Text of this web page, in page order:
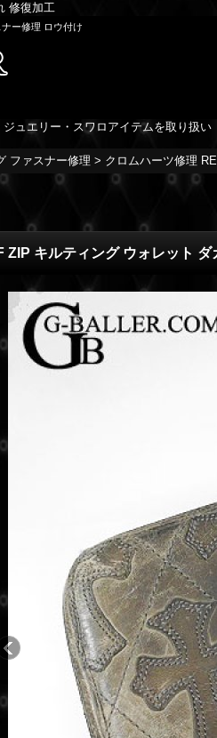
修復加工
ー修理 ロウ付け
ュエリー・スワロアイテムを取り扱い
ファスナー修理 > クロムハーツ修理
ZIP キルティング ウォレット